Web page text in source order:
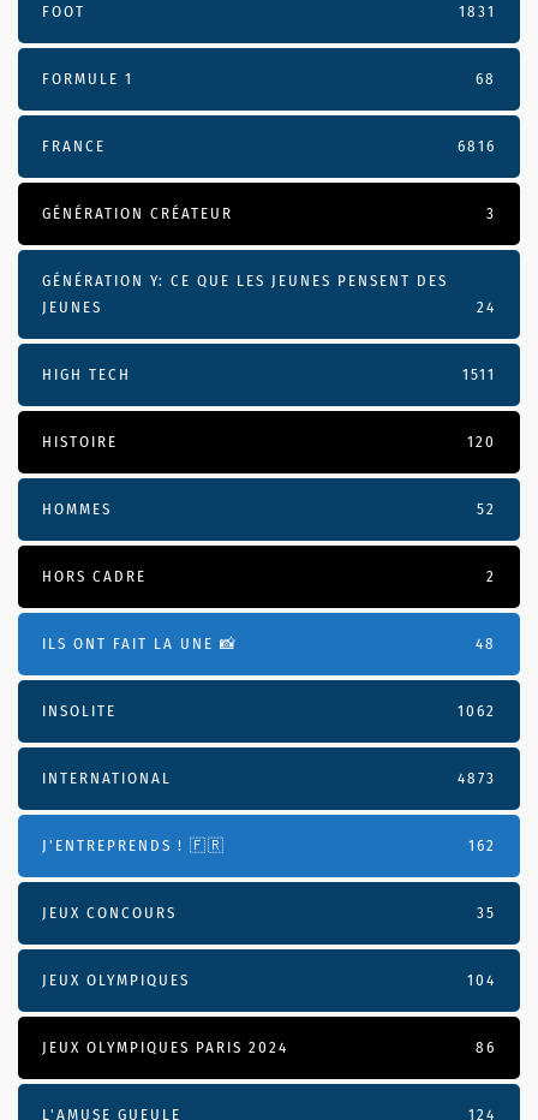
FOOT 1831
FORMULE 1 68
FRANCE 6816
GÉNÉRATION CRÉATEUR 3
GÉNÉRATION Y: CE QUE LES JEUNES PENSENT DES
JEUNES
24
HIGH TECH 1511
HISTOIRE 120
HOMMES 52
HORS CADRE 2
ILS ONT FAIT LA UNE 📸 48
INSOLITE 1062
INTERNATIONAL 4873
J'ENTREPRENDS ! 🇫🇷 162
JEUX CONCOURS 35
JEUX OLYMPIQUES 104
JEUX OLYMPIQUES PARIS 2024 86
L'AMUSE GUEULE 124